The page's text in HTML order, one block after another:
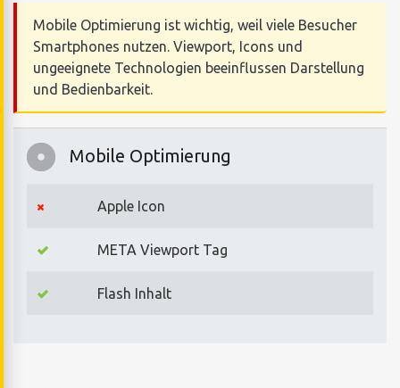
Mobile Optimierung ist wichtig, weil viele Besucher
Smartphones nutzen. Viewport, Icons und
ungeeignete Technologien beeinflussen Darstellung
und Bedienbarkeit.
Mobile Optimierung
Apple Icon
META Viewport Tag
Flash Inhalt